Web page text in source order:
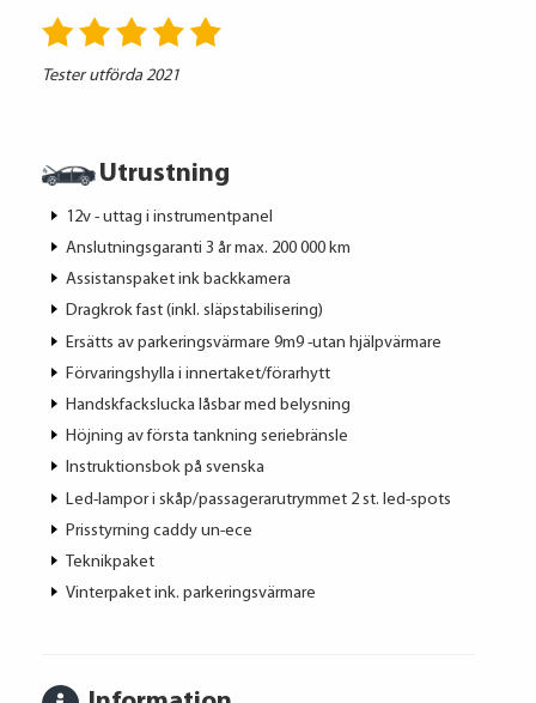
Utrustning
12v - uttag i instrumentpanel
Anslutningsgaranti 3 år max. 200 000 km
Assistanspaket ink backkamera
Dragkrok fast (inkl. släpstabilisering)
Ersätts av parkeringsvärmare 9m9 -utan hjälpvärmare
Förvaringshylla i innertaket/förarhytt
Handskfackslucka låsbar med belysning
Höjning av första tankning seriebränsle
Instruktionsbok på svenska
Led-lampor i skåp/passagerarutrymmet 2 st. led-spots
Prisstyrning caddy un-ece
Teknikpaket
Vinterpaket ink. parkeringsvärmare
Tester utförda 2021